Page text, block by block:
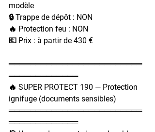
modèle
🔒 Trappe de dépôt : NON
🔥 Protection feu : NON
💶 Prix : à partir de 430 €
═════════════════════════
═════════════
🔥 SUPER PROTECT 190 — Protection
ignifuge (documents sensibles)
═════════════════════════
═════════════